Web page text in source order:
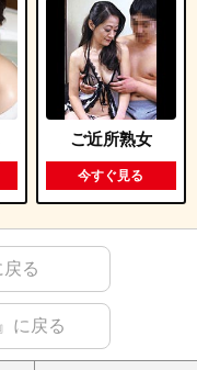
ご近所熟女
今すぐ見る
る
に戻る